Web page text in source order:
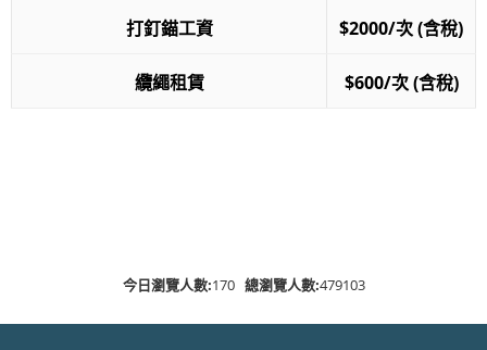
打釘錨工資 $2000/次 (含稅)
纜繩租賃 $600/次 (含稅)
今日瀏覽人數:170 總瀏覽人數:479103